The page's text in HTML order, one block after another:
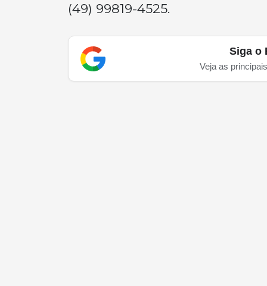
(49) 99819-4525.
Siga o
Veja as